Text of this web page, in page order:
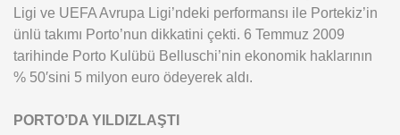
Ligi ve UEFA Avrupa Ligi’ndeki performansı ile Portekiz’in
ünlü takımı Porto’nun dikkatini çekti. 6 Temmuz 2009
tarihinde Porto Kulübü Belluschi’nin ekonomik haklarının
% 50′sini 5 milyon euro ödeyerek aldı.
PORTO’DA YILDIZLAŞTI